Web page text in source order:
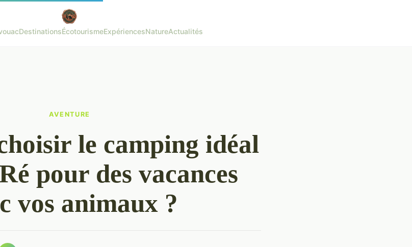
DestinationsÉcotourismeExpériencesNatureActualités
AVENTURE
le camping idéal
pour des vacances
vos animaux ?